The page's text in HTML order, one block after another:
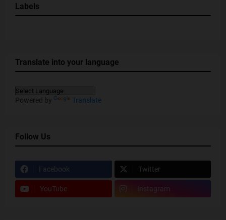
Labels
Translate into your language
Powered by Translate
Follow Us
Facebook Twitter
YouTube Instagram